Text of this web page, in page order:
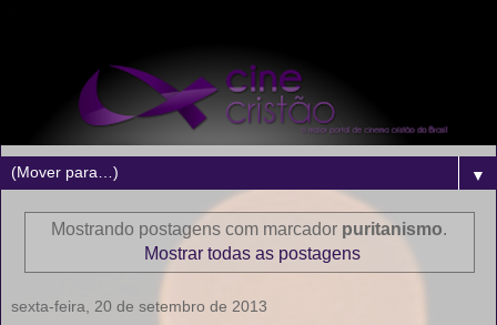
▼
Mostrando postagens com marcador puritanismo.
Mostrar todas as postagens
sexta-feira, 20 de setembro de 2013